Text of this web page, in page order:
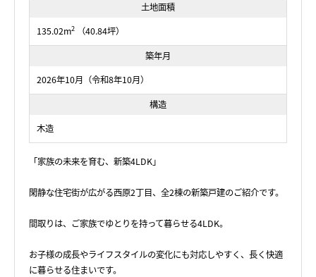
土地面積
135.02m2
（40.84坪）
築年月
2026年10月（令和8年10月）
構造
木造
「家族の未来を育む、新築4LDK」
閑静な住宅街が広がる西原2丁目、全2棟の新築戸建のご紹介です。
間取りは、ご家族でゆとりを持って暮らせる4LDK。
お子様の成長やライフスタイルの変化にも対応しやすく、長く快適
に暮らせる住まいです。